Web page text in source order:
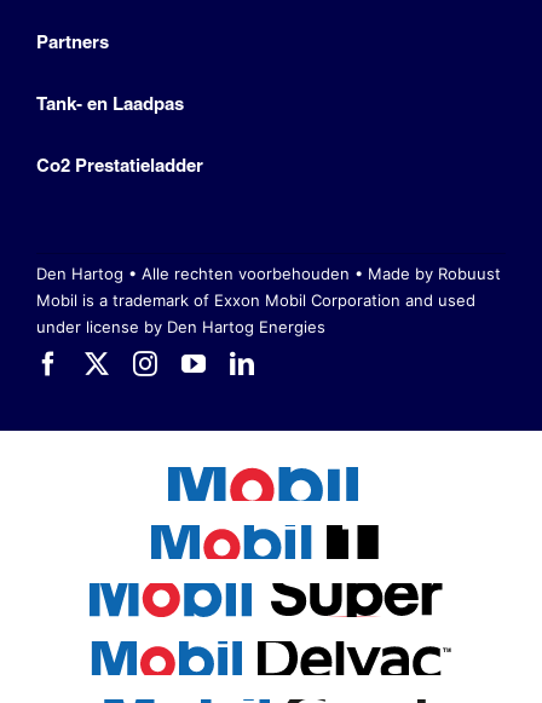
Partners
Tank- en Laadpas
Co2 Prestatieladder
Den Hartog • Alle rechten voorbehouden • Made by Robuust
Mobil is a trademark of Exxon Mobil Corporation and used
under license by Den Hartog Energies